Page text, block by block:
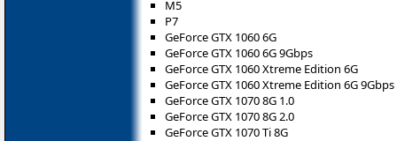
M5
P7
GeForce GTX 1060 6G
GeForce GTX 1060 6G 9Gbps
GeForce GTX 1060 Xtreme Edition 6G
GeForce GTX 1060 Xtreme Edition 6G 9Gbps
GeForce GTX 1070 8G 1.0
GeForce GTX 1070 8G 2.0
GeForce GTX 1070 Ti 8G